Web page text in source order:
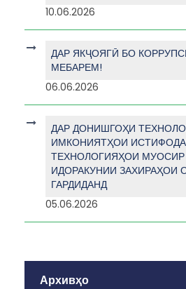
10.06.2026
ДАР ЯКҶОЯГӢ БО
МЕБАРЕМ!
06.06.2026
ДАР ДОНИШГОҲИ
ИМКОНИЯТҲОИ
ТЕХНОЛОГИЯҲОИ МУОСИР
ИДОРАКУНИИ ЗАХИРАҲОИ
ГАРДИДАНД
05.06.2026
Архивҳо